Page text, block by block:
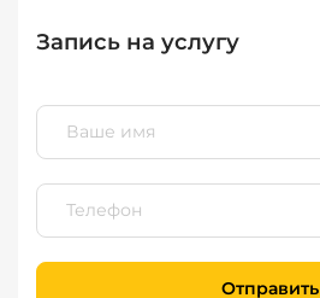
Запись на услугу
Отправить